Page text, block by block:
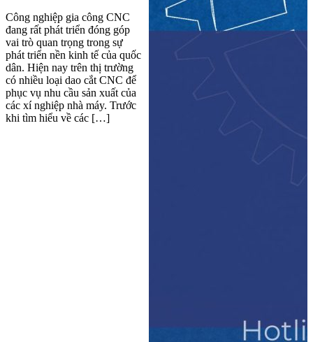
Công nghiệp gia công CNC
đang rất phát triển đóng góp
vai trò quan trọng trong sự
phát triển nền kinh tế của quốc
dân. Hiện nay trên thị trường
có nhiều loại dao cắt CNC để
phục vụ nhu cầu sản xuất của
các xí nghiệp nhà máy. Trước
khi tìm hiểu về các […]